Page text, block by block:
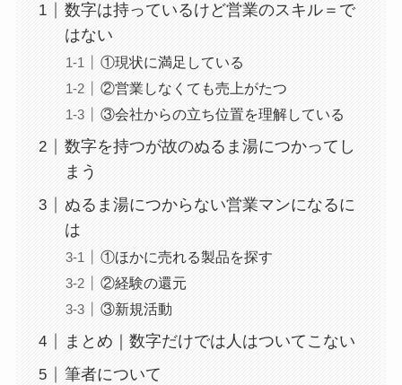
数字は持っているけど営業のスキル＝で
はない
①現状に満足している
②営業しなくても売上がたつ
③会社からの立ち位置を理解している
数字を持つが故のぬるま湯につかってし
まう
ぬるま湯につからない営業マンになるに
は
①ほかに売れる製品を探す
②経験の還元
③新規活動
まとめ｜数字だけでは人はついてこない
筆者について